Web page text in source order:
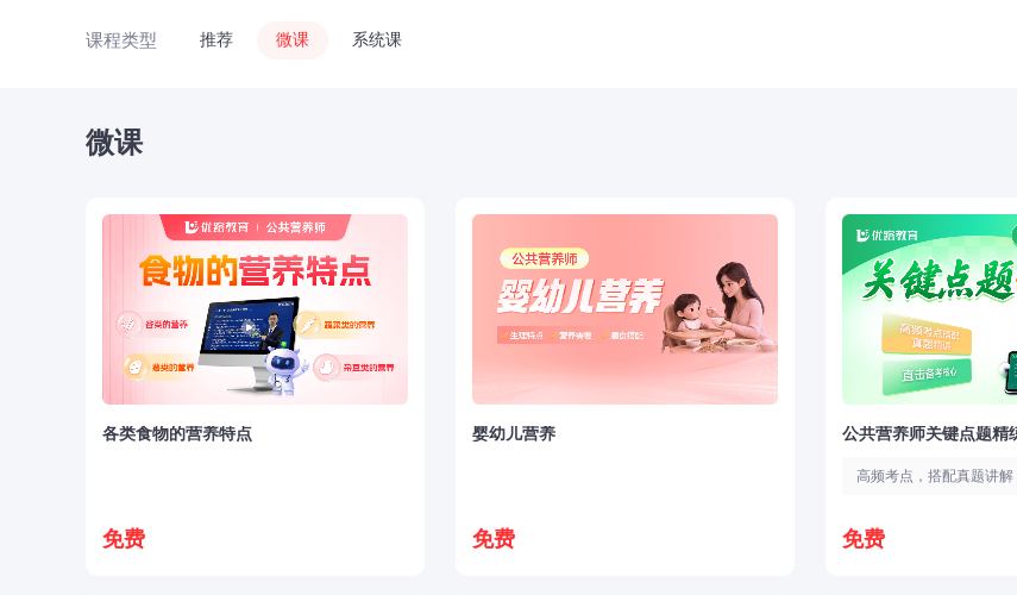
课程类型 推荐 微课 系统课
微课
各类食物的营养特点
免费
婴幼儿营养
免费
公共营养师关键点题精
高频考点，搭配真题讲解
免费